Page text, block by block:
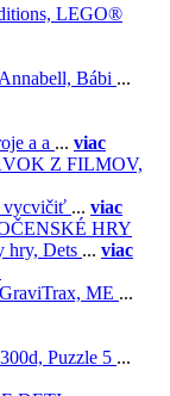
LEGO®
Bábi ...
a a ... viac
Z FILMOV,
vycvičiť ... viac
HRY
hry, Dets ... viac
ME ...
Puzzle 5 ...